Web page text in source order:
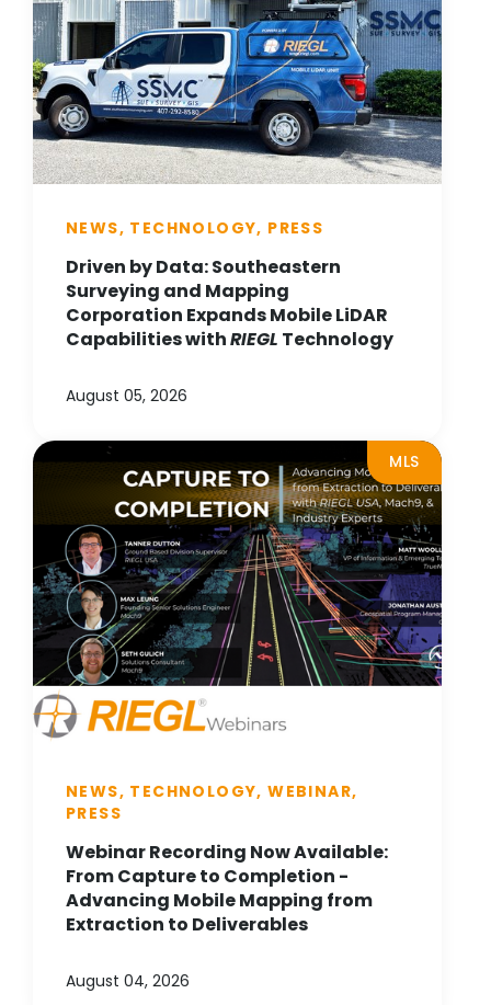
NEWS, TECHNOLOGY, PRESS
Driven by Data: Southeastern
Surveying and Mapping
Corporation Expands Mobile LiDAR
Capabilities withRIEGL Technology
August 05, 2026
MLS
NEWS, TECHNOLOGY, WEBINAR,
PRESS
Webinar Recording Now Available:
From Capture to Completion -
Advancing Mobile Mapping from
Extraction to Deliverables
August 04, 2026